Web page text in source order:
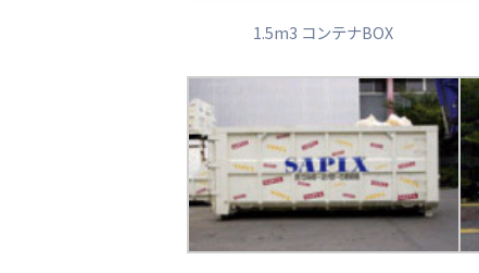
1.5m3 コンテナBOX